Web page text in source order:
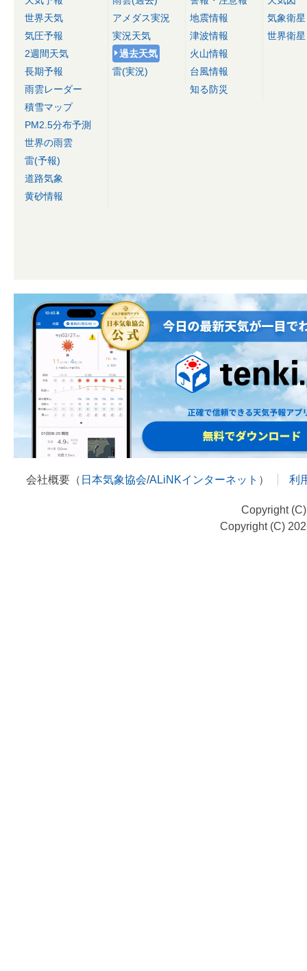
世界天気
気圧予報
2週間天気
長期予報
雨雲レーダー
積雪マップ
PM2.5分布予測
世界の雨雲
雷(予報)
道路気象
黄砂情報
アメダス実況
実況天気
過去天気
雷(実況)
地震情報
津波情報
火山情報
台風情報
知る防災
気象衛星
世界衛星
会社概要（ 日本気象協会/ALiNKインターネット ） 利
Copyright
Copyright (C)